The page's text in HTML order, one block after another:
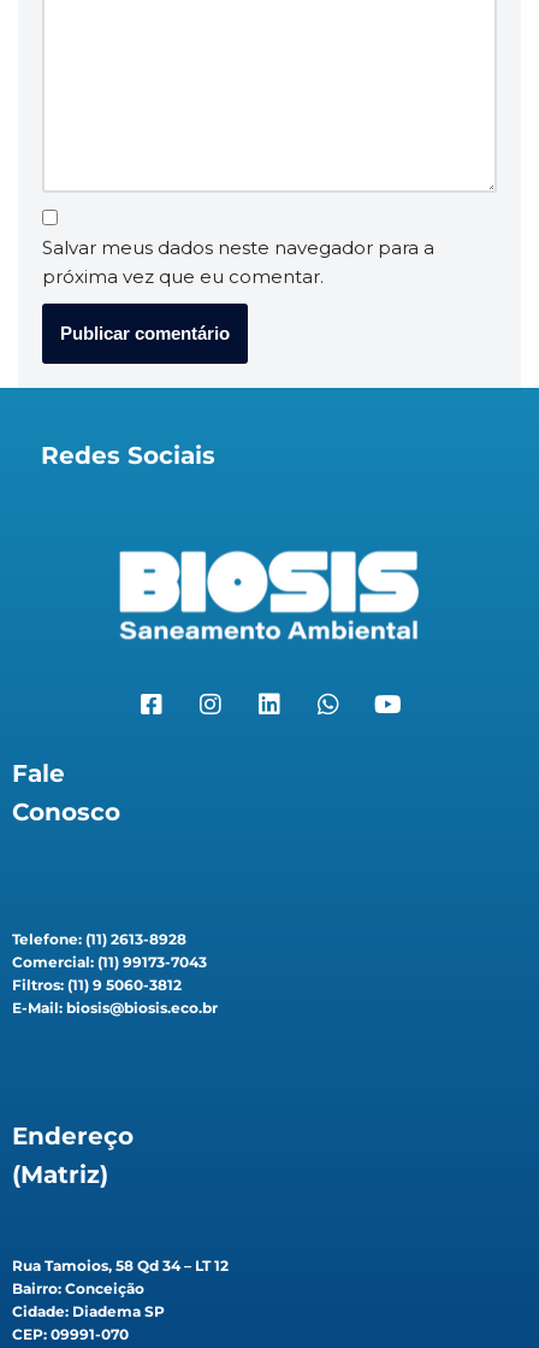
Salvar meus dados neste navegador para a
próxima vez que eu comentar.
Redes Sociais
Fale
Conosco
Telefone: (11) 2613-8928
Comercial: (11) 99173-7043
Filtros: (11) 9 5060-3812
E-Mail: biosis@biosis.eco.br
Endereço
(Matriz)
Rua Tamoios, 58 Qd 34 – LT 12
Bairro: Conceição
Cidade: Diadema SP
CEP: 09991-070